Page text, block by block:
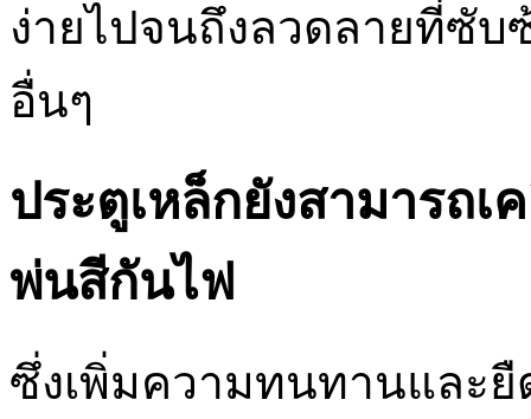
ง่ายไปจนถึงลวดลายที่ซั
อื่นๆ
ประตูเหล็กยังสามารถ
พ่นสีกันไฟ
ซึ่งเพิ่มความทนทานและ